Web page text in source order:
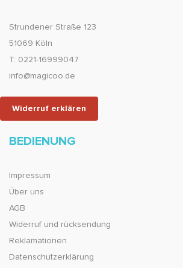
Strundener Straße 123
51069 Köln
T: 0221-16999047
info@magicoo.de
Widerruf erklären
BEDIENUNG
Impressum
Über uns
AGB
Widerruf und rücksendung
Reklamationen
Datenschutzerklärung